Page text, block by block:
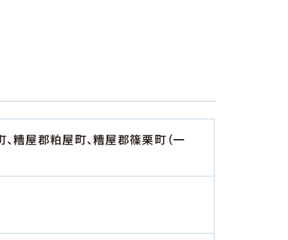
、糟屋郡粕屋町、糟屋郡篠栗町（一